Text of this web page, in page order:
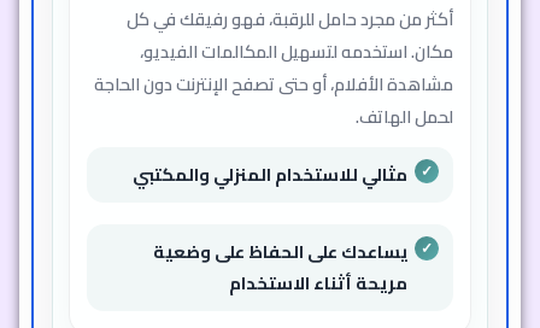
أكثر من مجرد حامل للرقبة، فهو رفيقك في كل
مكان. استخدمه لتسهيل المكالمات الفيديو،
مشاهدة الأفلام، أو حتى تصفح الإنترنت دون الحاجة
لحمل الهاتف.
مثالي للاستخدام المنزلي والمكتبي
يساعدك على الحفاظ على وضعية
مريحة أثناء الاستخدام